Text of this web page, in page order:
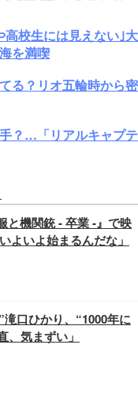
校生には見えない｣大
を満喫
る？リオ五輪時から密
？…「リアルキャプテ
と機関銃 - 卒業 -』で映
よいよ始まるんだな」
口ひかり、“1000年に
、気まずい」